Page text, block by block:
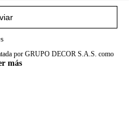
por GRUPO DECOR S.A.S. como
más